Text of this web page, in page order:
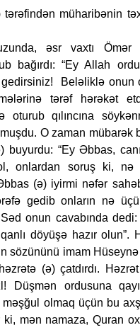
müharibənin
əsr vaxtı
bağırdı: “Ey Allah
Beləliklə onun
tərəf hərəkət
oturub qılıncına
O zaman mübarək
buyurdu: “Ey Əbbas,
onlardan soruş ki, nə
(ə) iyirmi nəfər
gedib onların nə
onun cavabında
döyüşə hazır olun”.
sözününü imam Hüseynə
(ə) çatdırdı.
Düşmən ordusuna
olmaq üçün bu
mən namaza, Quran